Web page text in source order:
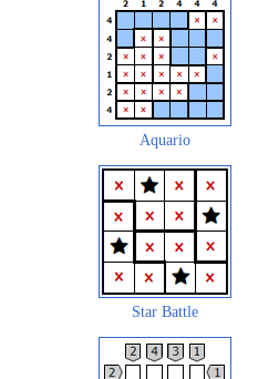
Aquario
Star Battle